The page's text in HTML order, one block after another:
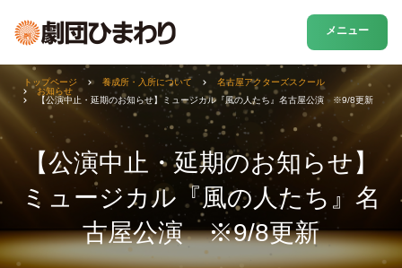
メニュー
【公演中止・延期のお知らせ】
ミュージカル『風の人たち』名
古屋公演 ※9/8更新
トップページ 養成所・入所について
名古屋アクターズスクール
お知らせ
【公演中止・延期のお知らせ】ミュージカル『風の人たち』名古屋公演 ※9/8更新